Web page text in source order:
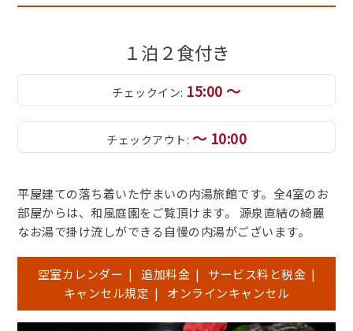
１泊２食付き
チェックイン: 15:00 ～
チェックアウト: ～ 10:00
平屋建ての落ち着いた佇まいの内湯旅館です。全4室のお
部屋からは、和風庭園をご覧頂けます。 源泉直結の綺麗
なお湯で掛け流しができる自慢の内湯がございます。
空室カレンダー | 追加料金 | サービス料と税金 |
キャンセル規定 | オンラインキャンセル